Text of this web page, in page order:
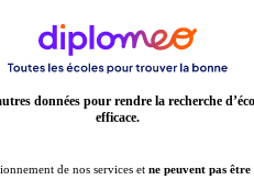
par alternance
données pour rendre la recherche
efficace.
de nos services et ne peuvent pas être